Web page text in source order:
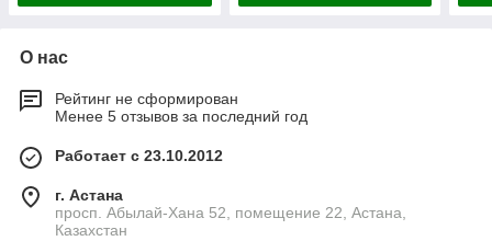
О нас
Рейтинг не сформирован
Менее 5 отзывов за последний год
Работает с 23.10.2012
г. Астана
просп. Абылай-Хана 52, помещение 22, Астана,
Казахстан